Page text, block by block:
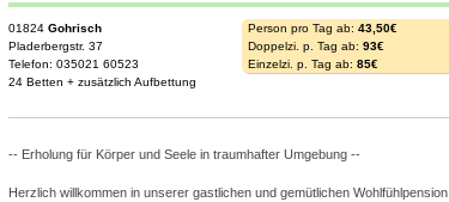
01824 Gohrisch
Pladerbergstr. 37
Telefon: 035021 60523
24 Betten + zusätzlich Aufbettung
Person pro Tag ab: 43,50€
Doppelzi. p. Tag ab: 93€
Einzelzi. p. Tag ab: 85€
-- Erholung für Körper und Seele in traumhafter Umgebung --
Herzlich willkommen in unserer gastlichen und gemütlichen Wohlfühlpension